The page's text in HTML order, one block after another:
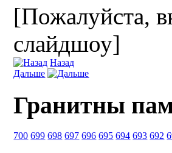
[Пожалуйста,
слайдшоу]
Назад
Дальше
Гранитны
700 699 698 697 696 695 694 693 692